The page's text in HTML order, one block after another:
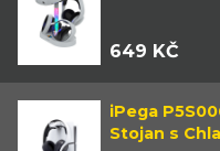
649 KČ
iPega
Stojan s